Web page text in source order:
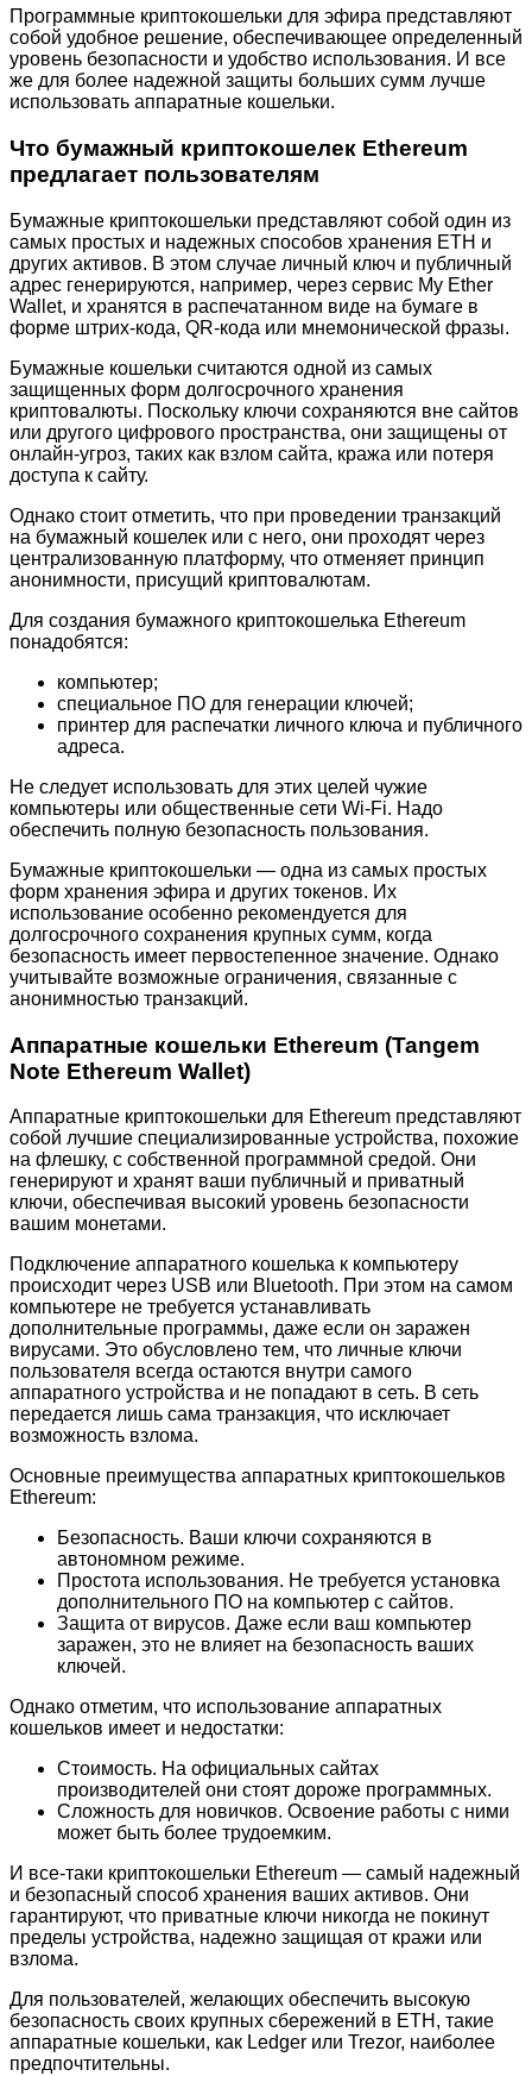
Программные криптокошельки для эфира представляют
собой удобное решение, обеспечивающее определенный
уровень безопасности и удобство использования. И все
же для более надежной защиты больших сумм лучше
использовать аппаратные кошельки.
Что бумажный криптокошелек Ethereum
предлагает пользователям
Бумажные криптокошельки представляют собой один из
самых простых и надежных способов хранения ETH и
других активов. В этом случае личный ключ и публичный
адрес генерируются, например, через сервис My Ether
Wallet, и хранятся в распечатанном виде на бумаге в
форме штрих-кода, QR-кода или мнемонической фразы.
Бумажные кошельки считаются одной из самых
защищенных форм долгосрочного хранения
криптовалюты. Поскольку ключи сохраняются вне сайтов
или другого цифрового пространства, они защищены от
онлайн-угроз, таких как взлом сайта, кража или потеря
доступа к сайту.
Однако стоит отметить, что при проведении транзакций
на бумажный кошелек или с него, они проходят через
централизованную платформу, что отменяет принцип
анонимности, присущий криптовалютам.
Для создания бумажного криптокошелька Ethereum
понадобятся:
компьютер;
специальное ПО для генерации ключей;
принтер для распечатки личного ключа и публичного
адреса.
Не следует использовать для этих целей чужие
компьютеры или общественные сети Wi-Fi. Надо
обеспечить полную безопасность пользования.
Бумажные криптокошельки — одна из самых простых
форм хранения эфира и других токенов. Их
использование особенно рекомендуется для
долгосрочного сохранения крупных сумм, когда
безопасность имеет первостепенное значение. Однако
учитывайте возможные ограничения, связанные с
анонимностью транзакций.
Аппаратные кошельки Ethereum (Tangem
Note Ethereum Wallet)
Аппаратные криптокошельки для Ethereum представляют
собой лучшие специализированные устройства, похожие
на флешку, с собственной программной средой. Они
генерируют и хранят ваши публичный и приватный
ключи, обеспечивая высокий уровень безопасности
вашим монетами.
Подключение аппаратного кошелька к компьютеру
происходит через USB или Bluetooth. При этом на самом
компьютере не требуется устанавливать
дополнительные программы, даже если он заражен
вирусами. Это обусловлено тем, что личные ключи
пользователя всегда остаются внутри самого
аппаратного устройства и не попадают в сеть. В сеть
передается лишь сама транзакция, что исключает
возможность взлома.
Основные преимущества аппаратных криптокошельков
Ethereum:
Безопасность. Ваши ключи сохраняются в
автономном режиме.
Простота использования. Не требуется установка
дополнительного ПО на компьютер с сайтов.
Защита от вирусов. Даже если ваш компьютер
заражен, это не влияет на безопасность ваших
ключей.
Однако отметим, что использование аппаратных
кошельков имеет и недостатки:
Стоимость. На официальных сайтах
производителей они стоят дороже программных.
Сложность для новичков. Освоение работы с ними
может быть более трудоемким.
И все-таки криптокошельки Ethereum — самый надежный
и безопасный способ хранения ваших активов. Они
гарантируют, что приватные ключи никогда не покинут
пределы устройства, надежно защищая от кражи или
взлома.
Для пользователей, желающих обеспечить высокую
безопасность своих крупных сбережений в ETH, такие
аппаратные кошельки, как Ledger или Trezor, наиболее
предпочтительны.